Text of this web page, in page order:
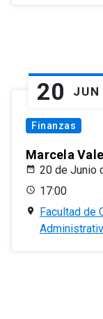
20 JUN
Finanzas
Marcela
20 de Junio
17:00
Facultad de